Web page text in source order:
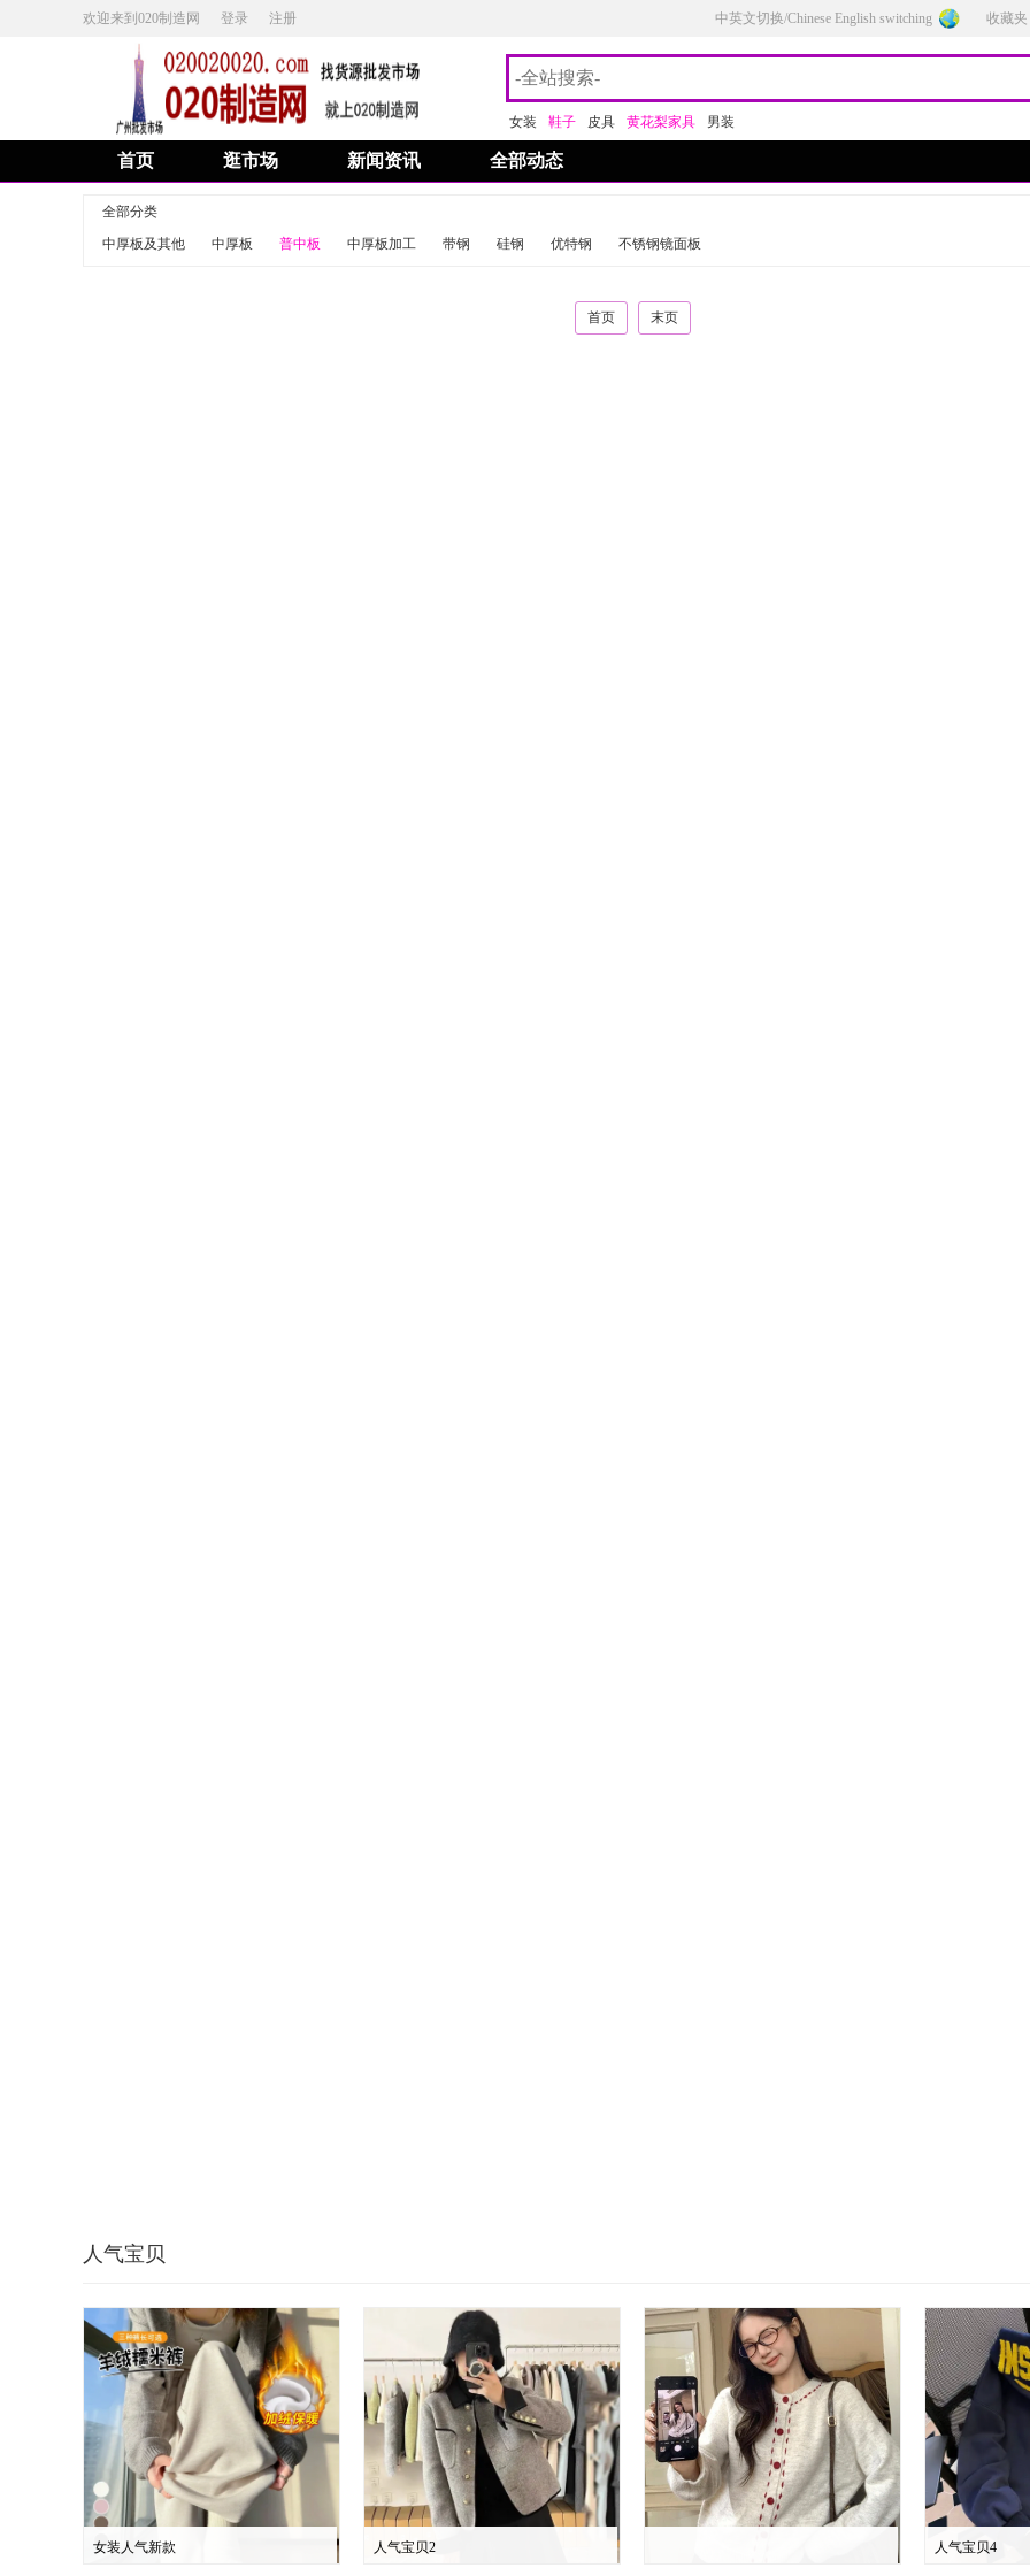
欢迎来到020制造网 登录 注册 中英文切换/Chinese English switching 收藏夹
女装 鞋子 皮具 黄花梨家具 男装
首页 逛市场 新闻资讯 全部动态
全部分类
中厚板及其他
中厚板 普中板 中厚板加工 带钢 硅钢 优特钢 不锈钢镜面板
首页 末页
人气宝贝
女装人气新款 人气宝贝2 人气宝贝4